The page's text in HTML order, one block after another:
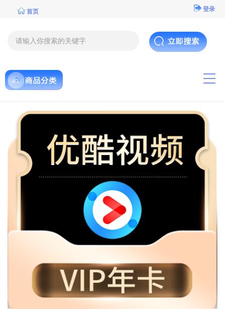
首页 登录